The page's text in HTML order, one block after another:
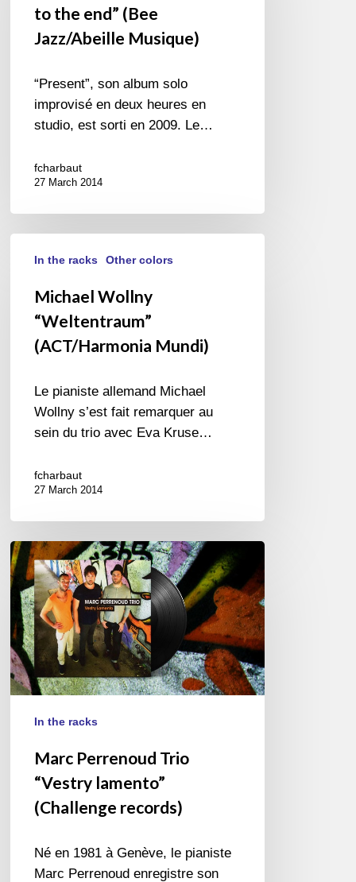
Jazz/Abeille
Musique)
to the end” (Bee
Jazz/Abeille Musique)
“Present”, son album solo
improvisé en deux heures en
studio, est sorti en 2009. Le…
fcharbaut
27 March 2014
Wollny
(ACT/Harmonia
Mundi)
In the racks Other colors
Michael Wollny
“Weltentraum”
(ACT/Harmonia Mundi)
Le pianiste allemand Michael
Wollny s’est fait remarquer au
sein du trio avec Eva Kruse…
fcharbaut
27 March 2014
Marc
Perrenoud
Trio
“Vestry
lamento”
(Challenge
records)
In the racks
Marc Perrenoud Trio
“Vestry lamento”
(Challenge records)
Né en 1981 à Genève, le pianiste
Marc Perrenoud enregistre son